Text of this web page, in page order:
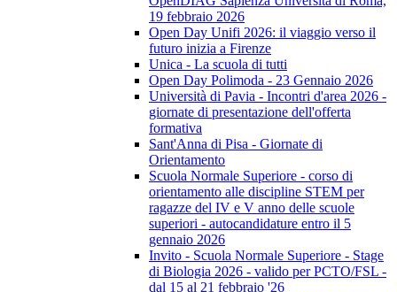
19 febbraio 2026
Open Day Unifi 2026: il viaggio verso il
futuro inizia a Firenze
Unica - La scuola di tutti
Open Day Polimoda - 23 Gennaio 2026
Università di Pavia - Incontri d'area 2026 -
giornate di presentazione dell'offerta
formativa
Sant'Anna di Pisa - Giornate di
Orientamento
Scuola Normale Superiore - corso di
orientamento alle discipline STEM per
ragazze del IV e V anno delle scuole
superiori - autocandidature entro il 5
gennaio 2026
Invito - Scuola Normale Superiore - Stage
di Biologia 2026 - valido per PCTO/FSL -
dal 15 al 21 febbraio '26